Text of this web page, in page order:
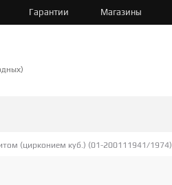
Гарантии Магазины
(цирконием куб.) (01-200111941/1974)